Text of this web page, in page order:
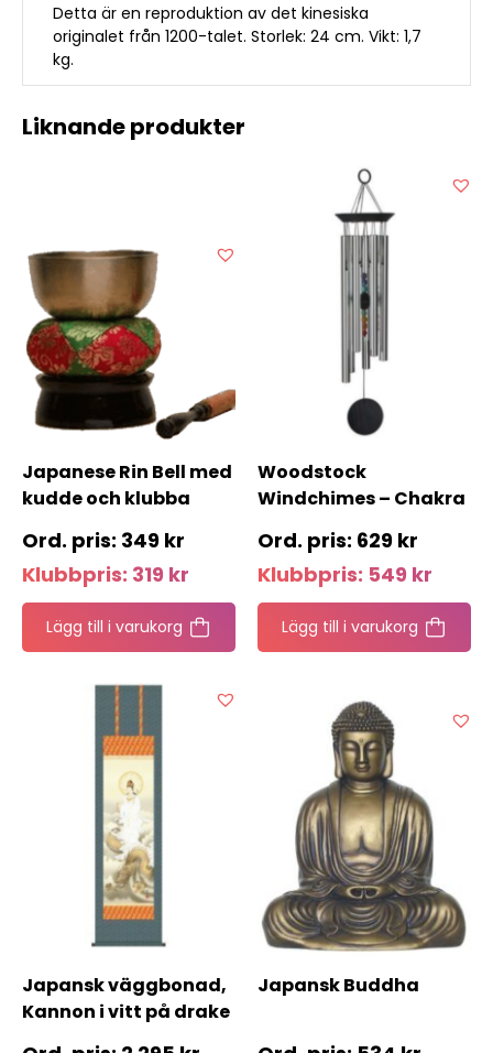
Detta är en reproduktion av det kinesiska
originalet från 1200-talet. Storlek: 24 cm. Vikt: 1,7
kg.
Liknande produkter
Japanese Rin Bell med
kudde och klubba
349 kr
Klubbpris: 319 kr
Lägg till i varukorg
Woodstock
Windchimes – Chakra
629 kr
Klubbpris: 549 kr
Lägg till i varukorg
Japansk väggbonad,
Kannon i vitt på drake
Japansk Buddha